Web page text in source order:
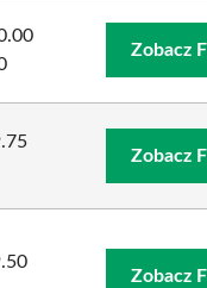
Zobacz
Zobacz
Zobacz